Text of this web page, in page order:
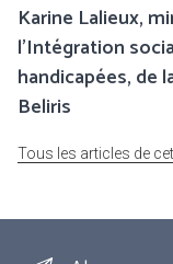
Karine Lalieux,
l’Intégration
handicapées, de
Beliris
Tous les articles de